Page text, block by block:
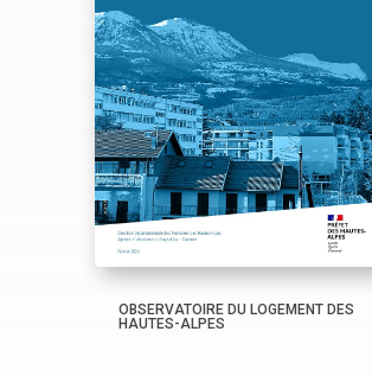
OBSERVATOIRE DU LOGEMENT DES
HAUTES-ALPES